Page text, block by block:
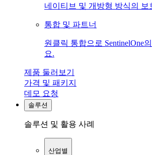
네이티브 및 개방형 방식의 보
통합 및 파트너
원클릭 통합으로 SentinelOne
요.
제품 둘러보기
가격 및 패키지
데모 요청
솔루션
솔루션 및 활용 사례
산업별